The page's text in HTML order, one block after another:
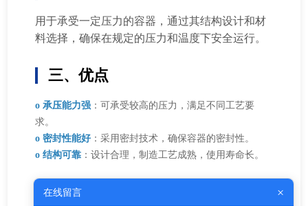
用于承受一定压力的容器，通过其结构设计和材
料选择，确保在规定的压力和温度下安全运行。
三、优点
o 承压能力强 ：可承受较高的压力，满足不同工艺要
求。
o 密封性能好 ：采用密封技术，确保容器的密封性。
o 结构可靠 ：设计合理，制造工艺成熟，使用寿命长。
四、应用场景
在线留言 ×